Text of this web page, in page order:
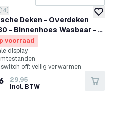
Deken - Overdeken
- Binnenhoes Wasbaar - 6
- Elektrische
drawer openen
sterren
[14]
voorraad
display
off: veilig verwarmen
29,95
incl. BTW